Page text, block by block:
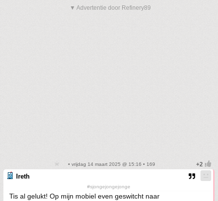
▼ Advertentie door Refinery89
• vrijdag 14 maart 2025 @ 15:16 • 169
Ireth
#sjongejongejonge
Tis al gelukt! Op mijn mobiel even geswitcht naar